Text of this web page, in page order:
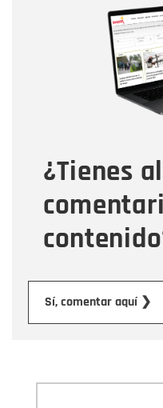
¿Tienes
Sí, comentar aquí ❯
Correo electrónico
Tipo de comentario
Mensaje